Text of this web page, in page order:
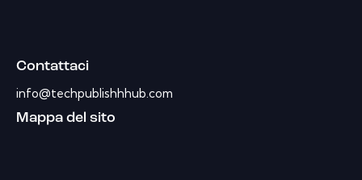
Contattaci
info@techpublishhhub.com
Mappa del sito